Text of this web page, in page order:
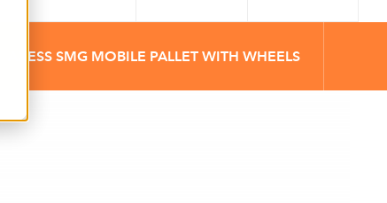
AXESS SMG MOBILE PALLET WITH WHEELS